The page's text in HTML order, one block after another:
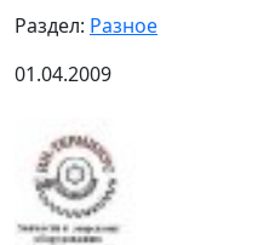
Раздел: Разное
01.04.2009